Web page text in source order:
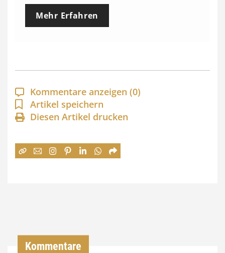
e
p
a
n
n
:
Mehr Erfahren
Kommentare anzeigen (0)
Artikel speichern
Diesen Artikel drucken
Kommentare